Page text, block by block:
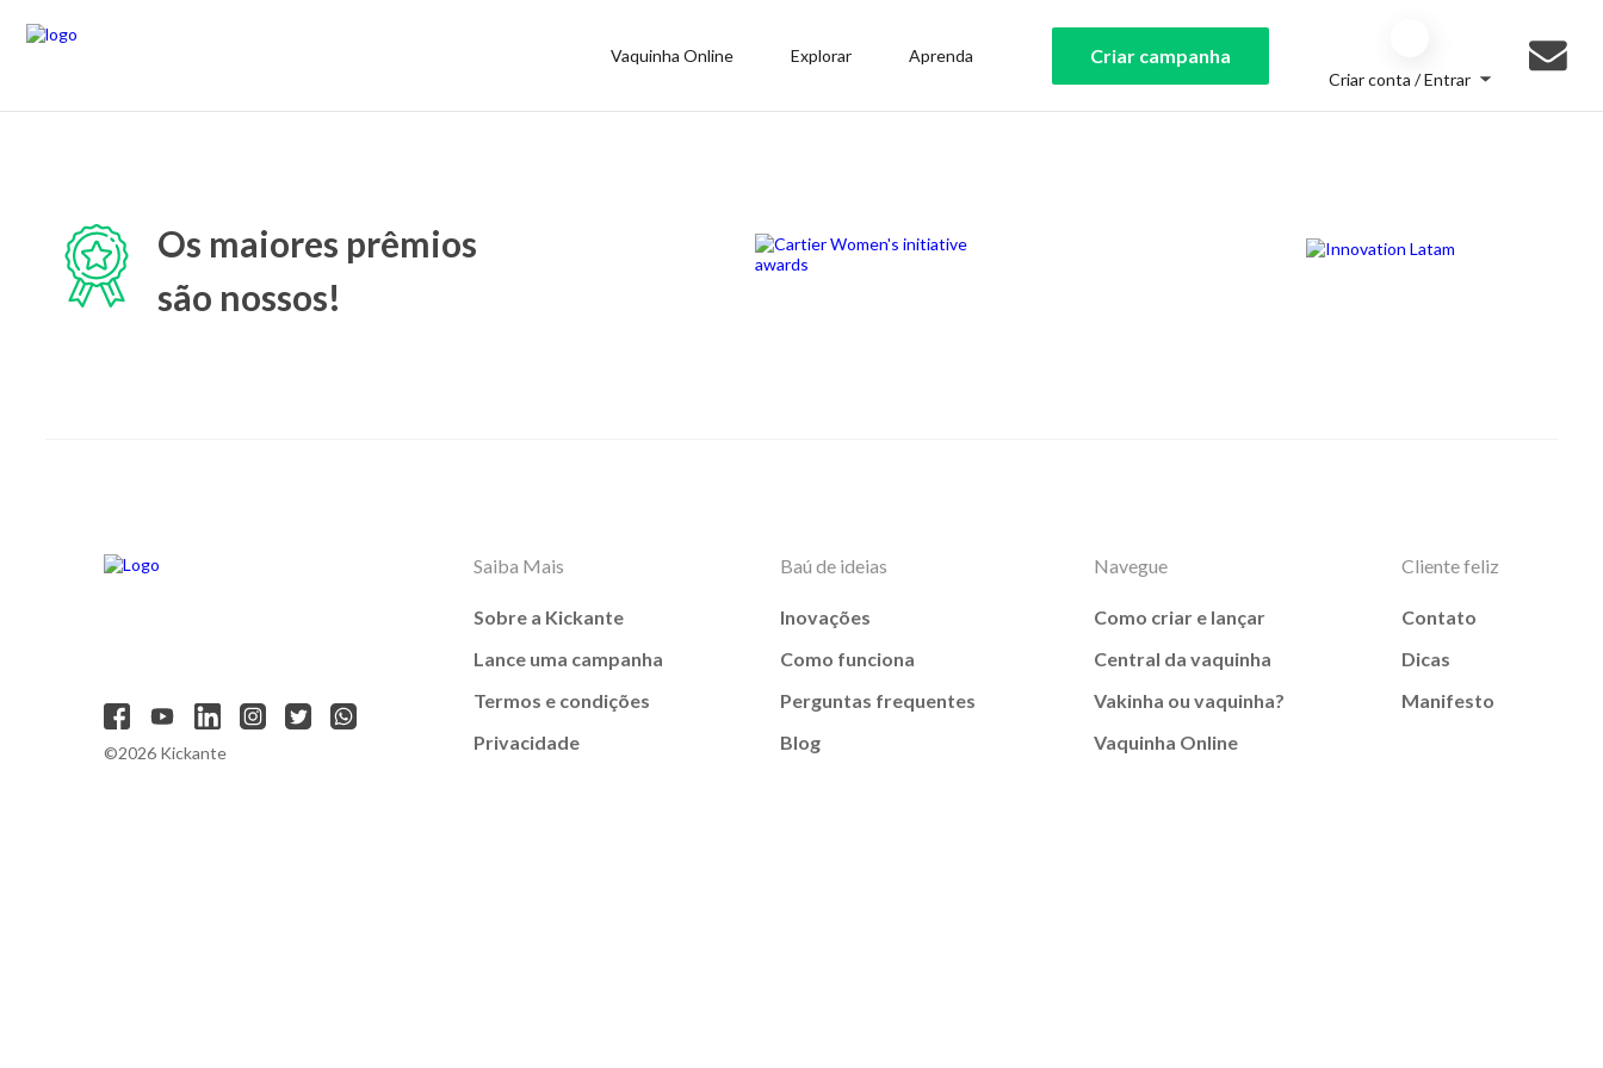
Vaquinha Online Explorar Aprenda Criar campanha
Criar conta / Entrar
Os maiores prêmios
são nossos!
©2026 Kickante
Saiba Mais
Sobre a Kickante
Lance uma campanha
Termos e condições
Privacidade
Baú de ideias
Inovações
Como funciona
Perguntas frequentes
Blog
Navegue
Como criar e lançar
Central da vaquinha
Vakinha ou vaquinha?
Vaquinha Online
Cliente feliz
Contato
Dicas
Manifesto